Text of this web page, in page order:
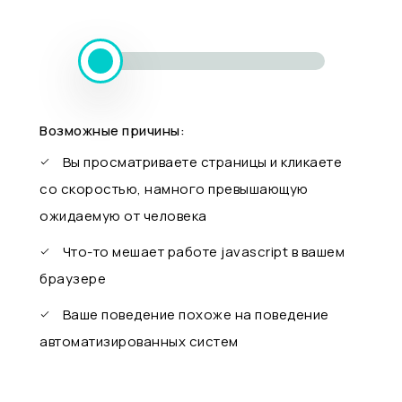
Возможные причины:
Вы просматриваете страницы и кликаете
со скоростью, намного превышающую
ожидаемую от человека
Что-то мешает работе javascript в вашем
браузере
Ваше поведение похоже на поведение
автоматизированных систем